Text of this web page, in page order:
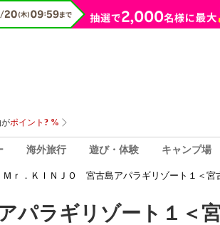
海外旅行 遊び・体験 キャンプ場
Ｍｒ．ＫＩＮＪＯ 宮古島アパラギリゾート１＜宮
パラギリゾート１＜